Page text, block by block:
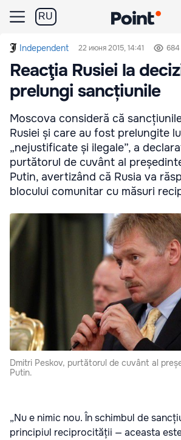
RU
Independent 22 июня 2015, 14:41 684
Reacţia Rusiei la
prelungi sancțiunile
Moscova consideră că
Rusiei și care au fost prelungite
„nejustificate și ilegale”, a
purtătorul de cuvânt al
Putin, avertizând că Rusia va
blocului comunitar cu măsuri
Dmitri Peskov, purtătorul de cuvânt al
Putin.
„Nu e nimic nou. În schimbul de
principiul reciprocității — aceasta